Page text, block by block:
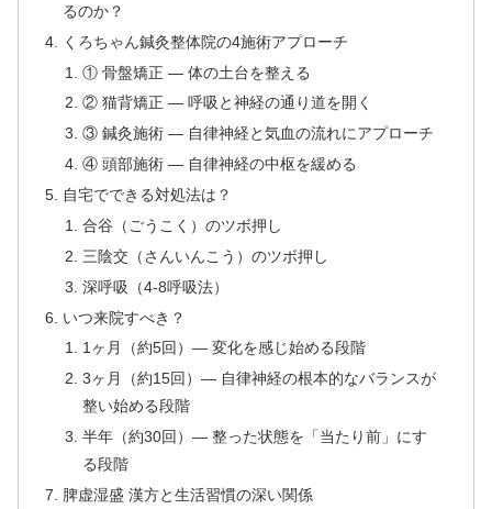
るのか？
くろちゃん鍼灸整体院の4施術アプローチ
① 骨盤矯正 — 体の土台を整える
② 猫背矯正 — 呼吸と神経の通り道を開く
③ 鍼灸施術 — 自律神経と気血の流れにアプローチ
④ 頭部施術 — 自律神経の中枢を緩める
自宅でできる対処法は？
合谷（ごうこく）のツボ押し
三陰交（さんいんこう）のツボ押し
深呼吸（4-8呼吸法）
いつ来院すべき？
1ヶ月（約5回）— 変化を感じ始める段階
3ヶ月（約15回）— 自律神経の根本的なバランスが
整い始める段階
半年（約30回）— 整った状態を「当たり前」にす
る段階
脾虚湿盛 漢方と生活習慣の深い関係